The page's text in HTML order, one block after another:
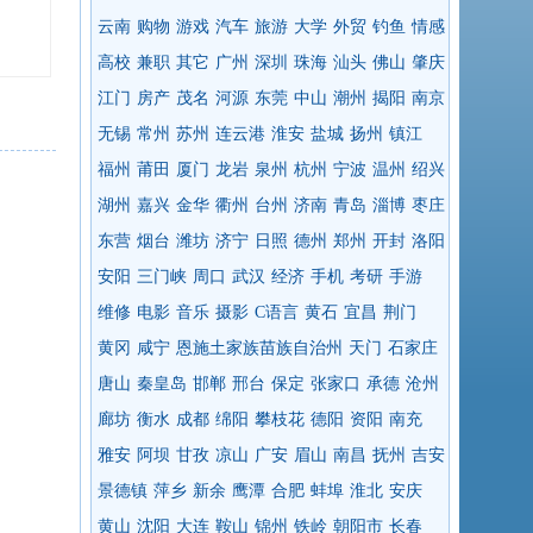
云南 购物 游戏 汽车 旅游 大学 外贸 钓鱼 情感
高校 兼职 其它 广州 深圳 珠海 汕头 佛山 肇庆
江门 房产 茂名 河源 东莞 中山 潮州 揭阳 南京
无锡 常州 苏州 连云港 淮安 盐城 扬州 镇江
福州 莆田 厦门 龙岩 泉州 杭州 宁波 温州 绍兴
湖州 嘉兴 金华 衢州 台州 济南 青岛 淄博 枣庄
东营 烟台 潍坊 济宁 日照 德州 郑州 开封 洛阳
安阳 三门峡 周口 武汉 经济 手机 考研 手游
维修 电影 音乐 摄影 C语言 黄石 宜昌 荆门
黄冈
咸宁 恩施土家族苗族自治州 天门 石家庄
唐山 秦皇岛 邯郸 邢台 保定 张家口 承德 沧州
廊坊 衡水 成都 绵阳 攀枝花 德阳 资阳 南充
雅安 阿坝 甘孜 凉山 广安 眉山 南昌 抚州 吉安
景德镇 萍乡 新余 鹰潭 合肥 蚌埠 淮北 安庆
黄山 沈阳 大连 鞍山 锦州 铁岭 朝阳市 长春